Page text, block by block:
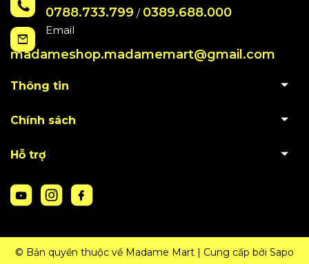
0788.733.799 / 0389.688.000
Email
madameshop.madamemart@gmail.com
Thông tin
Chính sách
Hỗ trợ
© Bản quyền thuộc về Madame Mart | Cung cấp bởi Sapo